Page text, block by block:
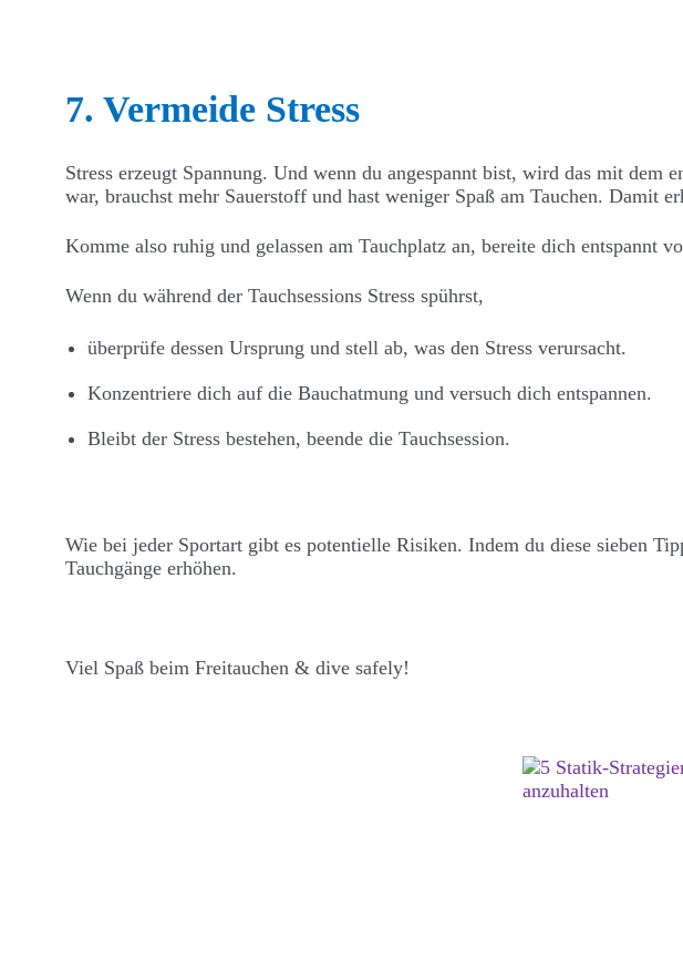
7. Vermeide Stress
Stress erzeugt Spannung. Und wenn du angespannt bist, wird das mit dem
war, brauchst mehr Sauerstoff und hast weniger Spaß am Tauchen. Damit
Komme also ruhig und gelassen am Tauchplatz an, bereite dich entspannt
Wenn du während der Tauchsessions Stress spührst,
überprüfe dessen Ursprung und stell ab, was den Stress verursacht.
Konzentriere dich auf die Bauchatmung und versuch dich entspannen.
Bleibt der Stress bestehen, beende die Tauchsession.
Wie bei jeder Sportart gibt es potentielle Risiken. Indem du diese sieben
Tauchgänge erhöhen.
Viel Spaß beim Freitauchen & dive safely!